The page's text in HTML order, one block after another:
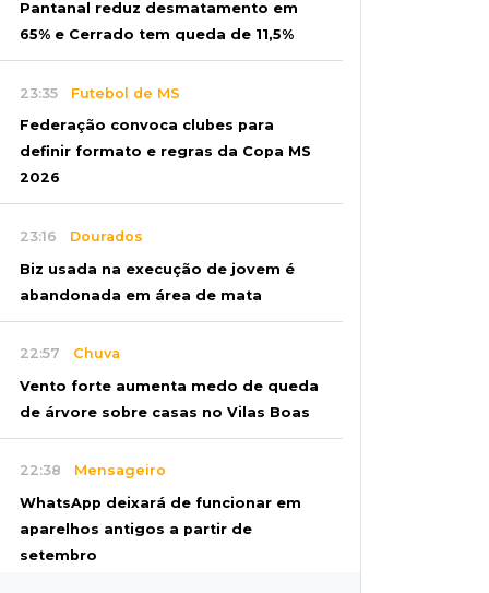
Pantanal reduz desmatamento em
65% e Cerrado tem queda de 11,5%
23:35 Futebol de MS
Federação convoca clubes para
definir formato e regras da Copa MS
2026
23:16 Dourados
Biz usada na execução de jovem é
abandonada em área de mata
22:57 Chuva
Vento forte aumenta medo de queda
de árvore sobre casas no Vilas Boas
22:38 Mensageiro
WhatsApp deixará de funcionar em
aparelhos antigos a partir de
setembro